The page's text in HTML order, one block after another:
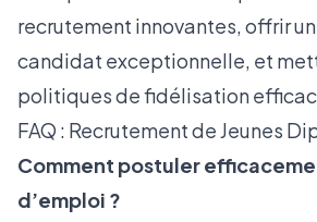
recrutement innovantes, offrir
candidat exceptionnelle, et
politiques de fidélisation
FAQ : Recrutement de Jeunes
Comment postuler
d’emploi ?